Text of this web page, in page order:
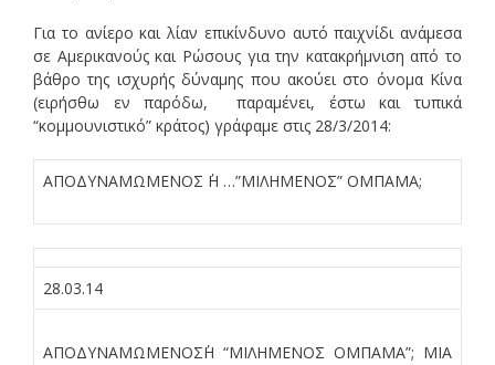
Για το ανίερο και λίαν επικίνδυνο αυτό παιχνίδι ανάμεσα
σε Αμερικανούς και Ρώσους για την κατακρήμνιση από το
βάθρο της ισχυρής δύναμης που ακούει στο όνομα Κίνα
(ειρήσθω εν παρόδω, παραμένει, έστω και τυπικά
“κομμουνιστικό” κράτος) γράφαμε στις 28/3/2014:
ΑΠΟΔΥΝΑΜΩΜΕΝΟΣ ΄Η …”ΜΙΛΗΜΕΝΟΣ” ΟΜΠΑΜΑ;
28.03.14
ΑΠΟΔΥΝΑΜΩΜΕΝΟΣ΄Η “ΜΙΛΗΜΕΝΟΣ ΟΜΠΑΜΑ”; ΜΙΑ